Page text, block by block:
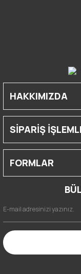
HAKKIMIZDA
SİPARİŞ
FORMLAR